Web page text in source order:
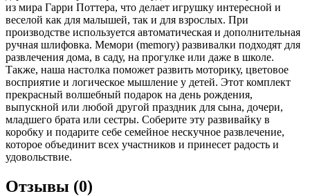
из мира Гарри Поттера, что делает игрушку интересной и
веселой как для малышей, так и для взрослых. При
производстве используется автоматическая и дополнительная
ручная шлифовка. Мемори (memory) развивалки подходят для
развлечения дома, в саду, на прогулке или даже в школе.
Также, наша настолка поможет развить моторику, цветовое
восприятие и логическое мышление у детей. Этот комплект
прекрасный волшебный подарок на день рождения,
выпускной или любой другой праздник для сына, дочери,
младшего брата или сестры. Соберите эту развивайку в
коробку и подарите себе семейное нескучное развлечение,
которое объединит всех участников и принесет радость и
удовольствие.
Отзывы (0)